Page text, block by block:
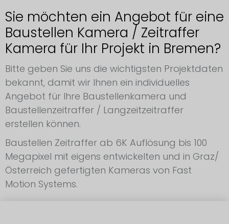
Sie möchten ein Angebot für eine
Baustellen Kamera / Zeitraffer
Kamera für Ihr Projekt in Bremen?
Bitte geben Sie uns die wichtigsten Projektdaten
bekannt, damit wir Ihnen ein individuelles
Angebot für Ihre Baustellenkamera und
Baustellenzeitraffer / Langzeitzeitraffer
erstellen können.
Baustellen Zeitraffer ab 6K Auflösung bis 100
Megapixel mit eigens entwickelten und in Graz/
Österreich gefertigten Kameras von Fast
Motion Systems.